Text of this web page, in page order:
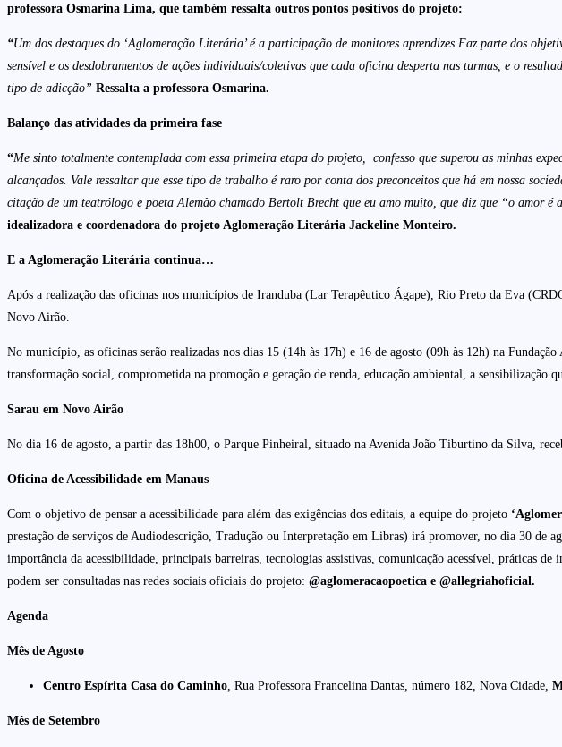
professora Osmarina Lima, que também ressalta outros pontos positivos do projeto:
“Um dos destaques do ‘Aglomeração Literária’ é a participação de monitores aprendizes.Faz parte dos
sensível e os desdobramentos de ações individuais/coletivas que cada oficina desperta nas turmas, e o
tipo de adicção” Ressalta a professora Osmarina.
Balanço das atividades da primeira fase
“Me sinto totalmente contemplada com essa primeira etapa do projeto, confesso que superou as minhas
alcançados. Vale ressaltar que esse tipo de trabalho é raro por conta dos preconceitos que há em nossa
citação de um teatrólogo e poeta Alemão chamado Bertolt Brecht que eu amo muito, que diz que “o amor
idealizadora e coordenadora do projeto Aglomeração Literária Jackeline Monteiro.
E a Aglomeração Literária continua…
Após a realização das oficinas nos municípios de Iranduba (Lar Terapêutico Ágape), Rio Preto da Eva
Novo Airão.
No município, as oficinas serão realizadas nos dias 15 (14h às 17h) e 16 de agosto (09h às 12h) na
transformação social, comprometida na promoção e geração de renda, educação ambiental, a sensibilização
Sarau em Novo Airão
No dia 16 de agosto, a partir das 18h00, o Parque Pinheiral, situado na Avenida João Tiburtino da Silva,
Oficina de Acessibilidade em Manaus
Com o objetivo de pensar a acessibilidade para além das exigências dos editais, a equipe do projeto
prestação de serviços de Audiodescrição, Tradução ou Interpretação em Libras) irá promover, no dia 30 de
importância da acessibilidade, principais barreiras, tecnologias assistivas, comunicação acessível, práticas
podem ser consultadas nas redes sociais oficiais do projeto: @aglomeracaopoetica e @allegriahoficial.
Agenda
Mês de Agosto
Centro Espírita Casa do Caminho , Rua Professora Francelina Dantas, número 182, Nova Cidade,
Mês de Setembro